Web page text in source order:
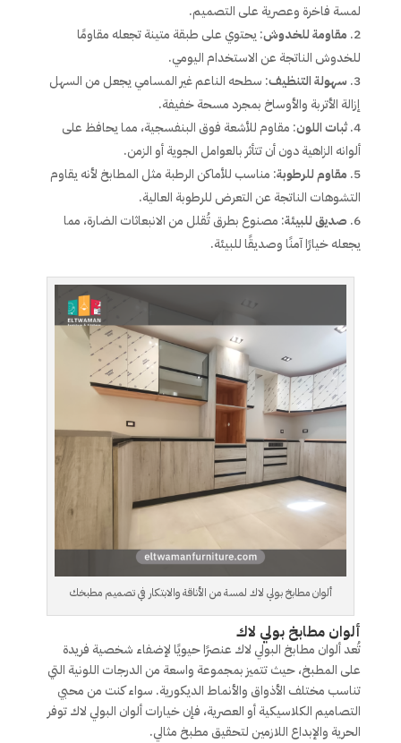
لمسة فاخرة وعصرية على التصميم.
مقاومة للخدوش: يحتوي على طبقة متينة تجعله مقاومًا
للخدوش الناتجة عن الاستخدام اليومي.
سهولة التنظيف: سطحه الناعم غير المسامي يجعل من السهل
إزالة الأتربة والأوساخ بمجرد مسحة خفيفة.
ثبات اللون: مقاوم للأشعة فوق البنفسجية، مما يحافظ على
ألوانه الزاهية دون أن تتأثر بالعوامل الجوية أو الزمن.
مقاوم للرطوبة: مناسب للأماكن الرطبة مثل المطابخ لأنه يقاوم
التشوهات الناتجة عن التعرض للرطوبة العالية.
صديق للبيئة: مصنوع بطرق تُقلل من الانبعاثات الضارة، مما
يجعله خيارًا آمنًا وصديقًا للبيئة.
ألوان مطابخ بولي لاك لمسة من الأناقة والابتكار في تصميم مطبخك
ألوان مطابخ بولي لاك
تُعد ألوان مطابخ البولي لاك عنصرًا حيويًا لإضفاء شخصية فريدة
على المطبخ، حيث تتميز بمجموعة واسعة من الدرجات اللونية التي
تناسب مختلف الأذواق والأنماط الديكورية. سواء كنت من محبي
التصاميم الكلاسيكية أو العصرية، فإن خيارات ألوان البولي لاك توفر
الحرية والإبداع اللازمين لتحقيق مطبخ مثالي.